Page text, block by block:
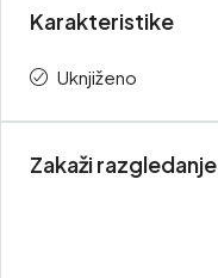
Karakteristike
Uknjiženo
Zakaži razgledanje